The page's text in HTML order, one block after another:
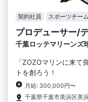
契約社員 スポーツチー
プロデューサー/
千葉ロッテマリーンズ
「ZOZOマリンに来て
トを創ろう！
月給: 300,000円〜
千葉県千葉市美浜区美